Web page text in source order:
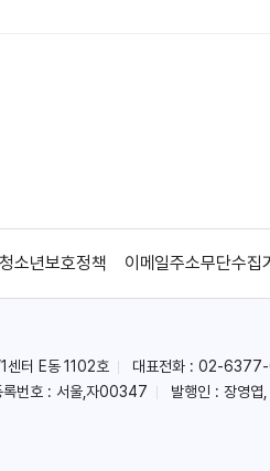
청소년보호정책 이메일주소무단수집
센터 E동 1102호 대표전화 : 02-
록번호 : 서울,자00347 발행인 : 장영엽